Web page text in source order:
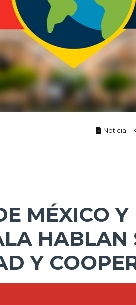
Noticia
MÉXICO Y
HABLAN
Y